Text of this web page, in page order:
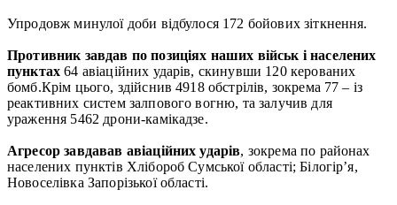
Упродовж минулої доби відбулося 172 бойових зіткнення.
Противник завдав по позиціях наших військ і населених
пунктах64 авіаційних ударів, скинувши 120 керованих
бомб.Крім цього, здійснив 4918 обстрілів, зокрема 77 – із
реактивних систем залпового вогню, та залучив для
ураження 5462 дрони-камікадзе.
Агресор завдавав авіаційних ударів, зокрема по районах
населених пунктів Хлібороб Сумської області; Білогір’я,
Новоселівка Запорізької області.